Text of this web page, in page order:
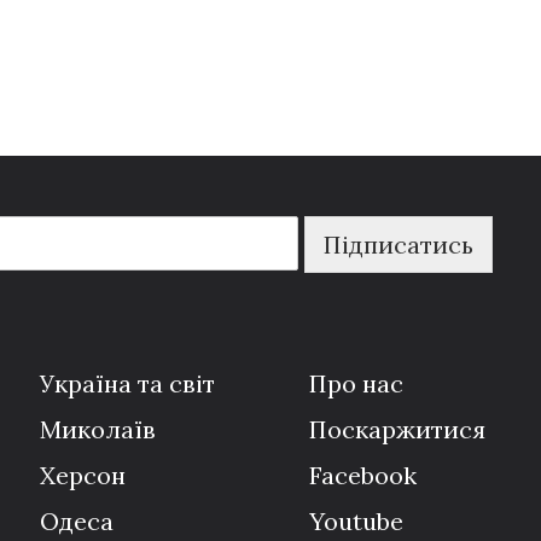
Підписатись
Україна та світ
Миколаїв
Херсон
Одеса
Про нас
Поскаржитися
Facebook
Youtube